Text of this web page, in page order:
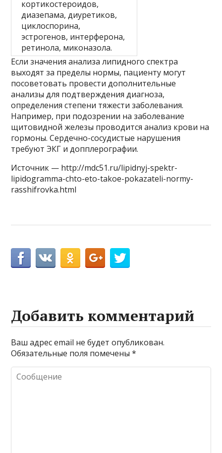
кортикостероидов,
диазепама, диуретиков,
циклоспорина,
эстрогенов, интерферона,
ретинола, миконазола.
Если значения анализа липидного спектра
выходят за пределы нормы, пациенту могут
посоветовать провести дополнительные
анализы для подтверждения диагноза,
определения степени тяжести заболевания.
Например, при подозрении на заболевание
щитовидной железы проводится анализ крови на
гормоны. Сердечно-сосудистые нарушения
требуют ЭКГ и допплерографии.
Источник — http://mdc51.ru/lipidnyj-spektr-
lipidogramma-chto-eto-takoe-pokazateli-normy-
rasshifrovka.html
Добавить комментарий
Ваш адрес email не будет опубликован.
Обязательные поля помечены*